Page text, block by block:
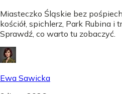
Miasteczko Śląskie bez
kościół, spichlerz, Park Rubina i
Sprawdź, co warto tu zobaczyć.
Ewa Sawicka